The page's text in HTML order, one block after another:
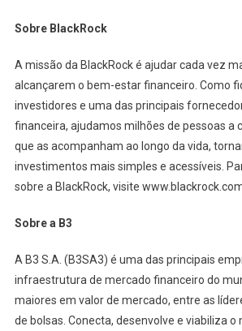
Sobre BlackRock
A missão da BlackRock é ajudar cada vez
alcançarem o bem-estar financeiro. Como
investidores e uma das principais
financeira, ajudamos milhões de pessoas a
que as acompanham ao longo da vida,
investimentos mais simples e acessíveis.
sobre a BlackRock, visite
Sobre a B3
A B3 S.A. (B3SA3) é uma das principais
infraestrutura de mercado financeiro do
maiores em valor de mercado, entre as
de bolsas. Conecta, desenvolve e viabiliza